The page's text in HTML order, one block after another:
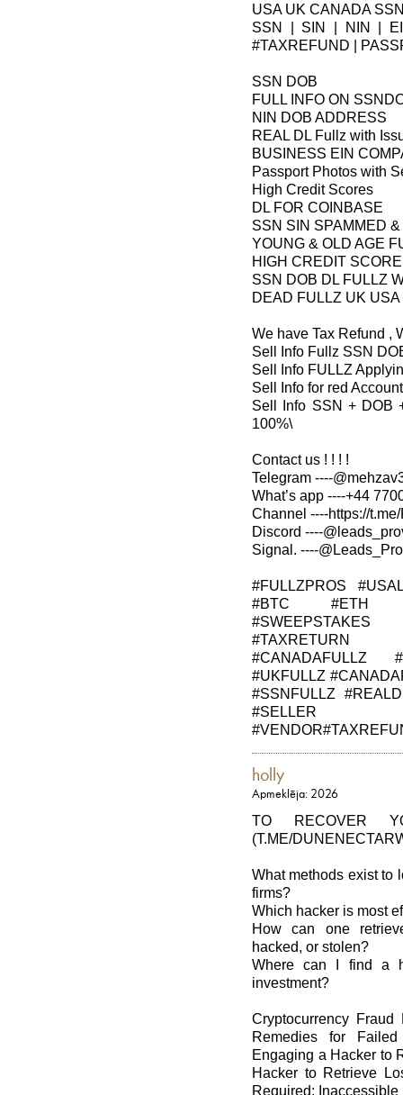
USA UK CANADA
SSN | SIN | NIN |
#TAXREFUND |
SSN DOB
FULL INFO ON
NIN DOB ADDRESS
REAL DL Fullz with
BUSINESS EIN
Passport Photos with
High Credit Scores
DL FOR COINBASE
SSN SIN SPAMMED
YOUNG & OLD AGE
HIGH CREDIT
SSN DOB DL FULLZ
DEAD FULLZ UK
We have Tax Refund ,
Sell Info Fullz SSN
Sell Info FULLZ
Sell Info for red
Sell Info SSN + DOB
100%\
Contact us ! ! ! !
Telegram ----
What’s app ----+44
Channel ----https://
Discord ----
Signal. ----
#FULLZPROS
#BTC #ETH
#SWEEPSTAKES
#TAXRETURN
#CANADAFULLZ
#UKFULLZ
#SSNFULLZ
#SELLER
holly
Apmeklēja: 2026
TO RECOVER
(T.ME/
What methods exist to
firms?
Which hacker is most
How can one
hacked, or stolen?
Where can I find a
investment?
Cryptocurrency
Remedies for
Engaging a Hacker to
Hacker to Retrieve
Required: